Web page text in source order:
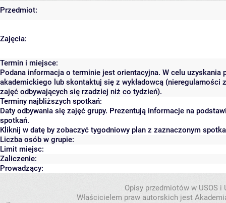
Przedmiot:
Zajęcia:
Termin i miejsce:
Podana informacja o terminie jest orientacyjna. W celu
akademickiego lub skontaktuj się z wykładowcą (nieregularności
zajęć odbywających się rzadziej niż co tydzień).
Terminy najbliższych spotkań:
Daty odbywania się zajęć grupy. Prezentują informacje na
spotkań.
Kliknij w datę by zobaczyć tygodniowy plan z zaznaczonym
Liczba osób w grupie:
Limit miejsc:
Zaliczenie:
Prowadzący:
Opisy przedmiotów w USOS
Właścicielem praw autorskich jest